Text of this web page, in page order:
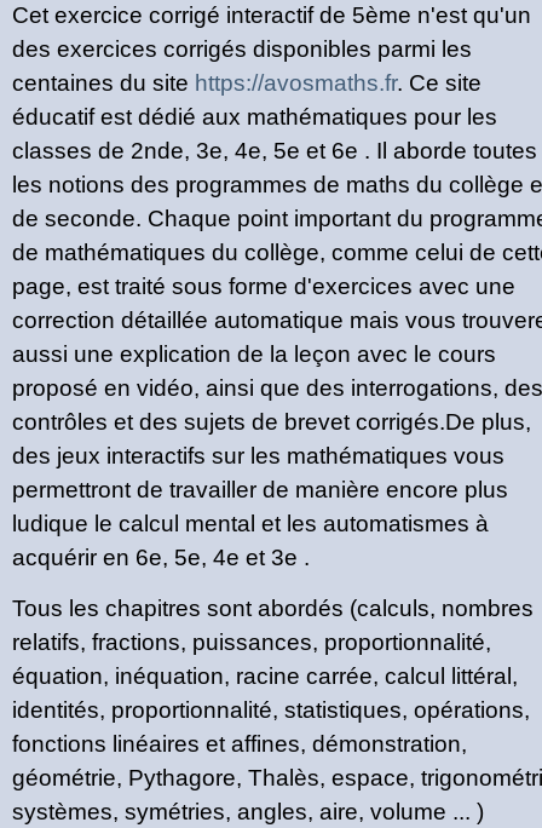
Cet exercice corrigé interactif de 5ème n'est qu'un
des exercices corrigés disponibles parmi les
centaines du site https://avosmaths.fr. Ce site
éducatif est dédié aux mathématiques pour les
classes de 2nde, 3e, 4e, 5e et 6e . Il aborde toutes
les notions des programmes de maths du collège
de seconde. Chaque point important du
de mathématiques du collège, comme celui de
page, est traité sous forme d'exercices avec une
correction détaillée automatique mais vous
aussi une explication de la leçon avec le cours
proposé en vidéo, ainsi que des interrogations, des
contrôles et des sujets de brevet corrigés.De plus,
des jeux interactifs sur les mathématiques vous
permettront de travailler de manière encore plus
ludique le calcul mental et les automatismes à
acquérir en 6e, 5e, 4e et 3e .
Tous les chapitres sont abordés (calculs, nombres
relatifs, fractions, puissances, proportionnalité,
équation, inéquation, racine carrée, calcul littéral,
identités, proportionnalité, statistiques, opérations,
fonctions linéaires et affines, démonstration,
géométrie, Pythagore, Thalès, espace,
systèmes, symétries, angles, aire, volume ... )